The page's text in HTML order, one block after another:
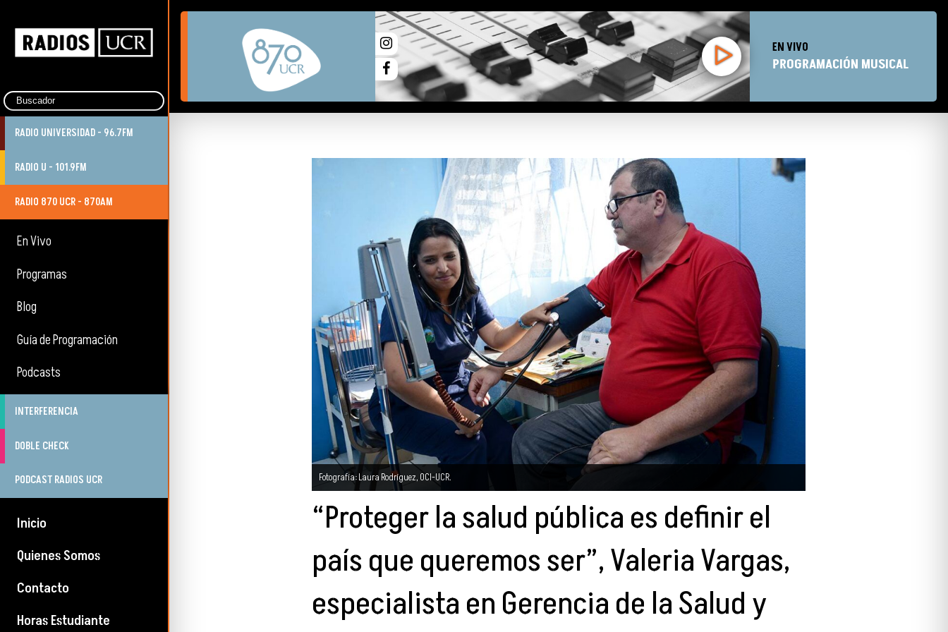
RADIO UNIVERSIDAD - 96.7FM
RADIO U - 101.9FM
RADIO 870 UCR - 870AM
En Vivo
Programas
Blog
Guía de Programación
Podcasts
INTERFERENCIA
DOBLE CHECK
PODCAST RADIOS UCR
Inicio
Quienes Somos
Contacto
Horas Estudiante
EN VIVO
PROGRAMACIÓN MUSICAL
Fotografía: Laura Rodríguez, OCI-UCR.
“Proteger la salud pública es definir el
país que queremos ser”, Valeria Vargas,
especialista en Gerencia de la Salud y